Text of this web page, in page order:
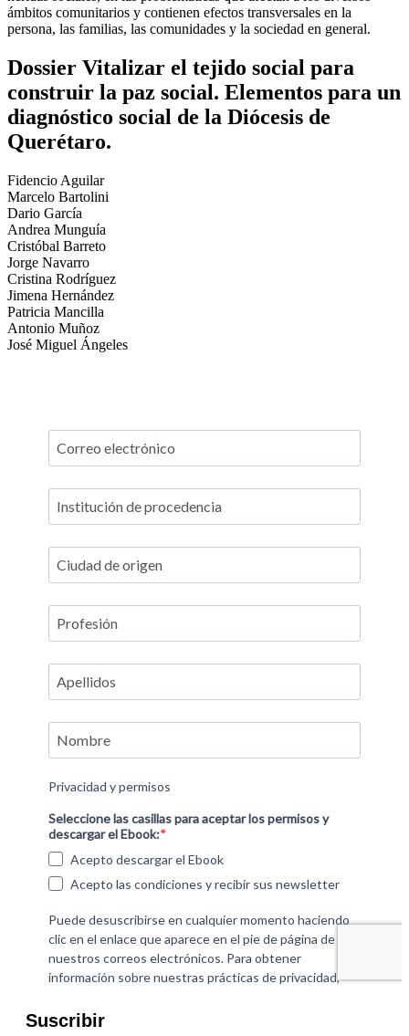
ámbitos comunitarios y contienen efectos transversales en la
persona, las familias, las comunidades y la sociedad en general.
Dossier Vitalizar el tejido social para
construir la paz social. Elementos para un
diagnóstico social de la Diócesis de
Querétaro.
Fidencio Aguilar
Marcelo Bartolini
Dario García
Andrea Munguía
Cristóbal Barreto
Jorge Navarro
Cristina Rodríguez
Jimena Hernández
Patricia Mancilla
Antonio Muñoz
José Miguel Ángeles
Suscribir